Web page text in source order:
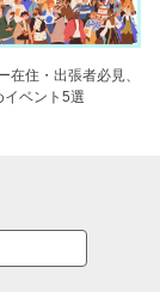
在住・出張者必見、
イベント5選